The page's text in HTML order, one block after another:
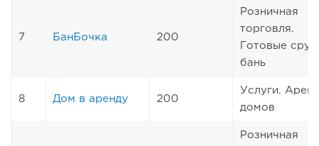
7 БанБочка 200
Розничная
торговля.
Готовые
бань
8 Дом в аренду 200
Услуги.
домов
Розничная